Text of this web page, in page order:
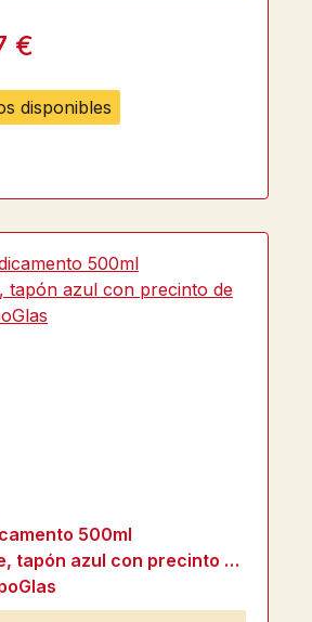
disponibles
€
500ml
tapón azul con precinto de